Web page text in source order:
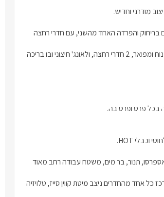
בצבע סגול מלכותי,
בשני צידיה נורות
לאינטרנט אלחוטי וכבלי HOT, ארון בגדים, מראה,
הרחצה הריחניים,